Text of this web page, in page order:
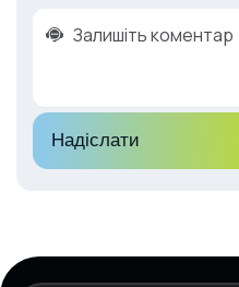
Надіслати